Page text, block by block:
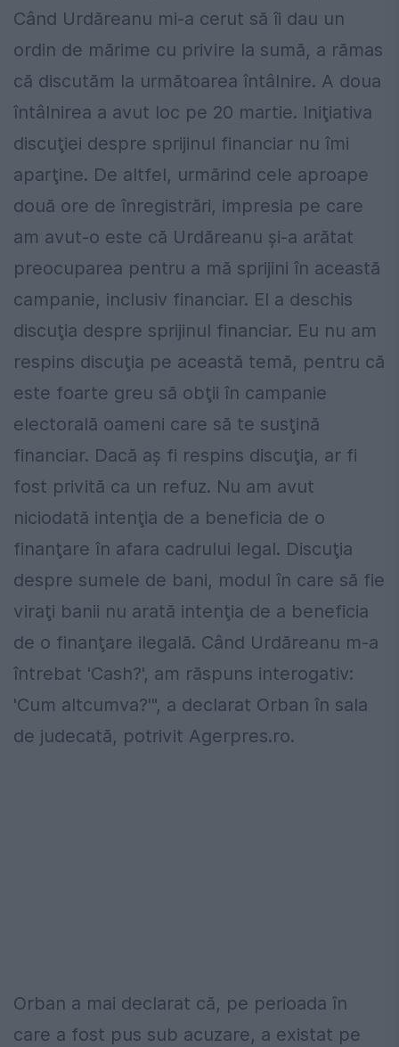
Când Urdăreanu mi-a cerut să îi dau un
ordin de mărime cu privire la sumă, a rămas
că discutăm la următoarea întâlnire. A doua
întâlnirea a avut loc pe 20 martie. Iniţiativa
discuţiei despre sprijinul financiar nu îmi
aparţine. De altfel, urmărind cele aproape
două ore de înregistrări, impresia pe care
am avut-o este că Urdăreanu şi-a arătat
preocuparea pentru a mă sprijini în această
campanie, inclusiv financiar. El a deschis
discuţia despre sprijinul financiar. Eu nu am
respins discuţia pe această temă, pentru că
este foarte greu să obţii în campanie
electorală oameni care să te susţină
financiar. Dacă aş fi respins discuţia, ar fi
fost privită ca un refuz. Nu am avut
niciodată intenţia de a beneficia de o
finanţare în afara cadrului legal. Discuţia
despre sumele de bani, modul în care să fie
viraţi banii nu arată intenţia de a beneficia
de o finanţare ilegală. Când Urdăreanu m-a
întrebat 'Cash?', am răspuns interogativ:
'Cum altcumva?'", a declarat Orban în sala
de judecată, potrivit Agerpres.ro.
Orban a mai declarat că, pe perioada în
care a fost pus sub acuzare, a existat pe